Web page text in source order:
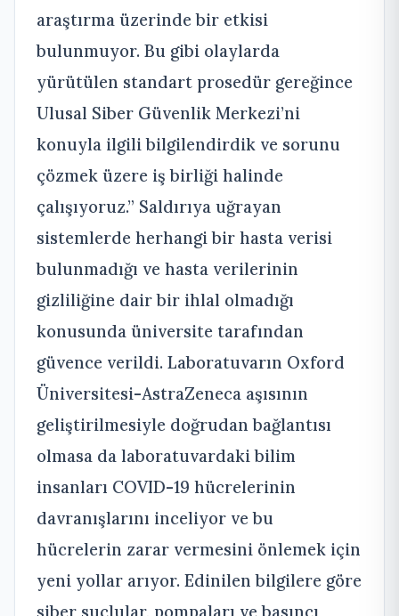
araştırma üzerinde bir etkisi
bulunmuyor. Bu gibi olaylarda
yürütülen standart prosedür gereğince
Ulusal Siber Güvenlik Merkezi’ni
konuyla ilgili bilgilendirdik ve sorunu
çözmek üzere iş birliği halinde
çalışıyoruz.” Saldırıya uğrayan
sistemlerde herhangi bir hasta verisi
bulunmadığı ve hasta verilerinin
gizliliğine dair bir ihlal olmadığı
konusunda üniversite tarafından
güvence verildi. Laboratuvarın Oxford
Üniversitesi-AstraZeneca aşısının
geliştirilmesiyle doğrudan bağlantısı
olmasa da laboratuvardaki bilim
insanları COVID-19 hücrelerinin
davranışlarını inceliyor ve bu
hücrelerin zarar vermesini önlemek için
yeni yollar arıyor. Edinilen bilgilere göre
siber suçlular, pompaları ve basıncı